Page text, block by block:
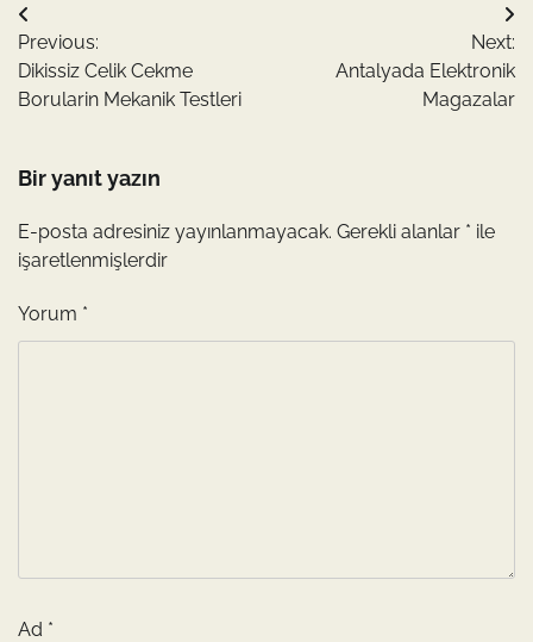
Yazı
gezinmesi
Previous:
Dikissiz Celik Cekme
Borularin Mekanik Testleri
Next:
Antalyada Elektronik
Magazalar
Bir yanıt yazın
E-posta adresiniz yayınlanmayacak. Gerekli alanlar * ile
işaretlenmişlerdir
Yorum *
Ad *